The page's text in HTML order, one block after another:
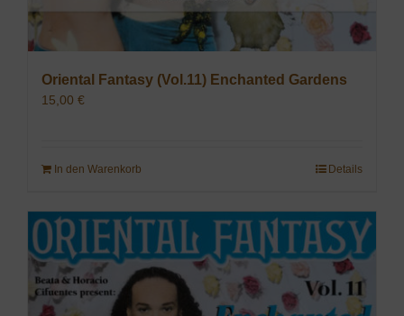
Oriental Fantasy (Vol.11) Enchanted Gardens
15,00 €
In den Warenkorb Details